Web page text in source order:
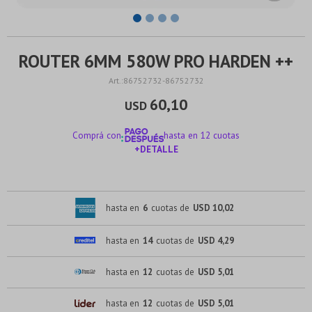
ROUTER 6MM 580W PRO HARDEN ++
86752732-86752732
USD 60,10
Comprá con
hasta en 12 cuotas
+DETALLE
hasta en 6 cuotas de USD 10,02
hasta en 14 cuotas de USD 4,29
hasta en 12 cuotas de USD 5,01
hasta en 12 cuotas de USD 5,01